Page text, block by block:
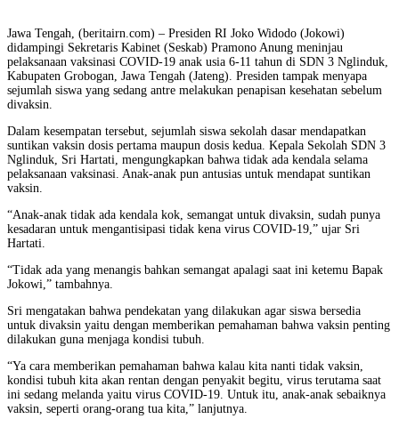
Jawa Tengah, (beritairn.com) – Presiden RI Joko Widodo (Jokowi)
didampingi Sekretaris Kabinet (Seskab) Pramono Anung meninjau
pelaksanaan vaksinasi COVID-19 anak usia 6-11 tahun di SDN 3 Nglinduk,
Kabupaten Grobogan, Jawa Tengah (Jateng). Presiden tampak menyapa
sejumlah siswa yang sedang antre melakukan penapisan kesehatan sebelum
divaksin.
Dalam kesempatan tersebut, sejumlah siswa sekolah dasar mendapatkan
suntikan vaksin dosis pertama maupun dosis kedua. Kepala Sekolah SDN 3
Nglinduk, Sri Hartati, mengungkapkan bahwa tidak ada kendala selama
pelaksanaan vaksinasi. Anak-anak pun antusias untuk mendapat suntikan
vaksin.
“Anak-anak tidak ada kendala kok, semangat untuk divaksin, sudah punya
kesadaran untuk mengantisipasi tidak kena virus COVID-19,” ujar Sri
Hartati.
“Tidak ada yang menangis bahkan semangat apalagi saat ini ketemu Bapak
Jokowi,” tambahnya.
Sri mengatakan bahwa pendekatan yang dilakukan agar siswa bersedia
untuk divaksin yaitu dengan memberikan pemahaman bahwa vaksin penting
dilakukan guna menjaga kondisi tubuh.
“Ya cara memberikan pemahaman bahwa kalau kita nanti tidak vaksin,
kondisi tubuh kita akan rentan dengan penyakit begitu, virus terutama saat
ini sedang melanda yaitu virus COVID-19. Untuk itu, anak-anak sebaiknya
vaksin, seperti orang-orang tua kita,” lanjutnya.